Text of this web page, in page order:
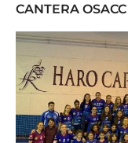
CANTERA